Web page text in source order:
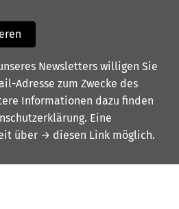
Newsletters willigen Sie
Adresse zum Zwecke des
Informationen dazu finden
. Eine
über → diesen Link möglich.